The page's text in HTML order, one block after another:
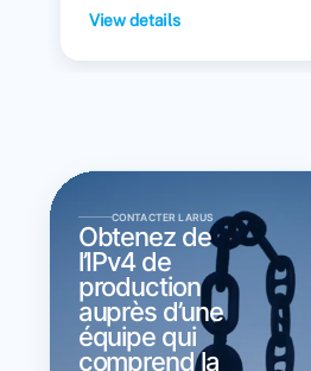
View details
CONTACTER LARUS
Obtenez de
l’IPv4 de
production
auprès d’une
équipe qui
comprend la